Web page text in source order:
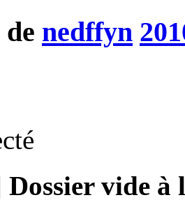
nedffyn
vide à